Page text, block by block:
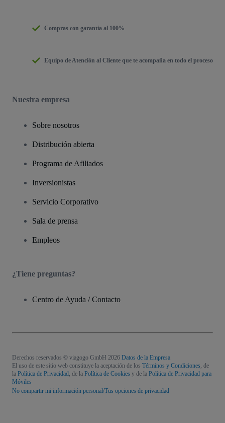
Compras con garantía al 100%
Equipo de Atención al Cliente que te acompaña en todo el proceso
Nuestra empresa
Sobre nosotros
Distribución abierta
Programa de Afiliados
Inversionistas
Servicio Corporativo
Sala de prensa
Empleos
¿Tiene preguntas?
Centro de Ayuda / Contacto
Derechos reservados © viagogo GmbH 2026 Datos de la Empresa
El uso de este sitio web constituye la aceptación de los Términos y Condiciones, de
la Política de Privacidad, de la Política de Cookies y de la Política de Privacidad para
Móviles
No compartir mi información personal/Tus opciones de privacidad